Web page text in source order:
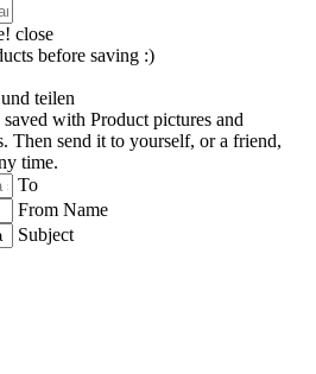
close
before saving :)
teilen
with Product pictures and
Then send it to yourself, or a friend,
time.
To
From Name
Subject